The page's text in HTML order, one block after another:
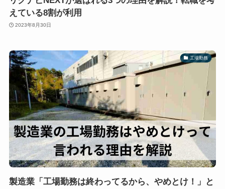
えている8割が利用
2023年8月30日
工場勤務
製造業「工場勤務は終わってるから、やめとけ！」と